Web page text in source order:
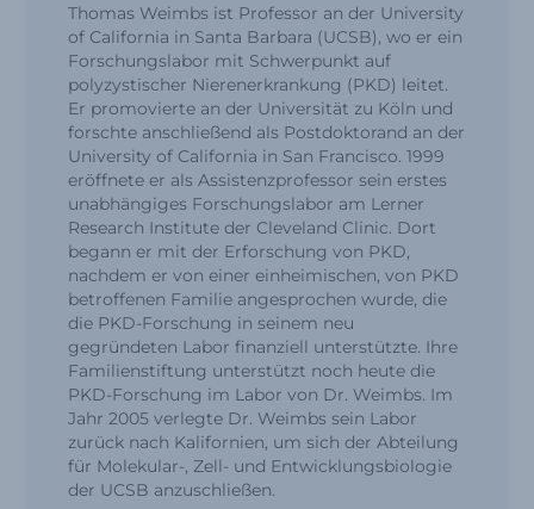
Thomas Weimbs ist Professor an der University
of California in Santa Barbara (UCSB), wo er ein
Forschungslabor mit Schwerpunkt auf
polyzystischer Nierenerkrankung (PKD) leitet.
Er promovierte an der Universität zu Köln und
forschte anschließend als Postdoktorand an der
University of California in San Francisco. 1999
eröffnete er als Assistenzprofessor sein erstes
unabhängiges Forschungslabor am Lerner
Research Institute der Cleveland Clinic. Dort
begann er mit der Erforschung von PKD,
nachdem er von einer einheimischen, von PKD
betroffenen Familie angesprochen wurde, die
die PKD-Forschung in seinem neu
gegründeten Labor finanziell unterstützte. Ihre
Familienstiftung unterstützt noch heute die
PKD-Forschung im Labor von Dr. Weimbs. Im
Jahr 2005 verlegte Dr. Weimbs sein Labor
zurück nach Kalifornien, um sich der Abteilung
für Molekular-, Zell- und Entwicklungsbiologie
der UCSB anzuschließen.